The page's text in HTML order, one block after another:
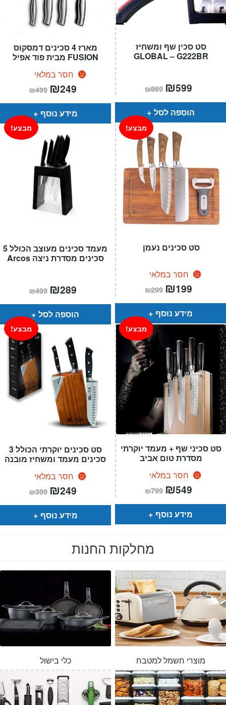
מארז 4 סכינים דמסקוס
FUSION מבית פוד אפיל
חסר במלאי
₪499 המחיר
המקורי
היה:
₪499.
₪249
הוא:
מידע נוסף
סט סכין שף ומשחיז
GLOBAL – G222BR
₪869 המחיר
המקורי
היה:
₪869.
₪599
הוא:
הוספה לסל
מעמד סכינים מעוצב הכולל 5
סכינים מסדרת ניצה Arcos
מבצע!
₪499 המחיר
המקורי
היה:
₪499.
₪289
הוא:
הוספה לסל
סט סכינים נעמן
חסר במלאי
מבצע!
₪299 המחיר
המקורי
היה:
₪299.
₪199
הוא:
מידע נוסף
סט סכינים יוקרתי הכולל 3
סכינים מעמד ומשחיז מובנה
חסר במלאי
מבצע!
₪399 המחיר
המקורי
היה:
₪399.
₪249
הוא:
מידע נוסף
סט סכיני שף + מעמד יוקרתי
מסדרת טום אביב
חסר במלאי
מבצע!
₪799 המחיר
המקורי
היה:
₪799.
₪549
הוא:
מידע נוסף
מחלקות החנות
כלי בישול מוצרי חשמל למטבח